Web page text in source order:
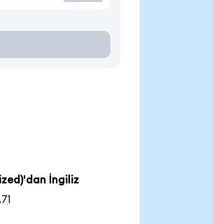
İngiliz